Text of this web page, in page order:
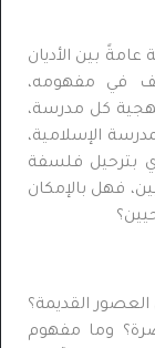
بين الأديان
في مفهومه،
كل مدرسة،
الإسلامية،
بترحيل فلسفة
فهل بالإمكان
القديمة؟
وما مفهوم